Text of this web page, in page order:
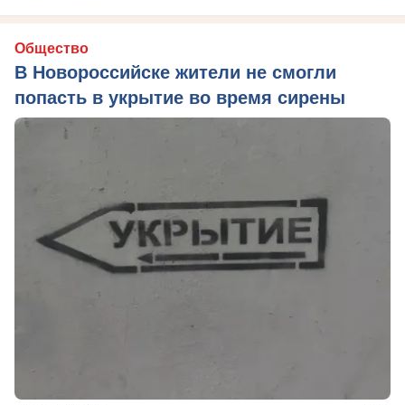
Общество
В Новороссийске жители не смогли
попасть в укрытие во время сирены